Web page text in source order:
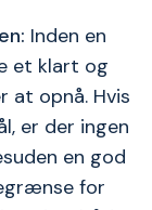
Inden en
et klart og
at opnå. Hvis
er der ingen
en god
for